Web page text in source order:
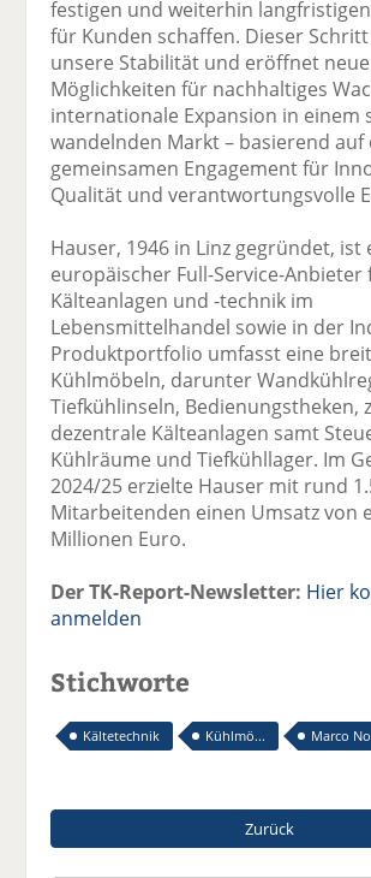
festigen und weiterhin
für Kunden schaffen. Dieser
unsere Stabilität und eröffnet neue
Möglichkeiten für nachhaltiges
internationale Expansion in einem
wandelnden Markt – basierend auf
gemeinsamen Engagement für
Qualität und verantwortungsvolle
Hauser, 1946 in Linz gegründet, ist
europäischer Full-Service-Anbieter
Kälteanlagen und -technik im
Lebensmittelhandel sowie in der
Produktportfolio umfasst eine
Kühlmöbeln, darunter
Tiefkühlinseln, Bedienungstheken,
dezentrale Kälteanlagen samt
Kühlräume und Tiefkühllager. Im
2024/25 erzielte Hauser mit rund
Mitarbeitenden einen Umsatz von
Millionen Euro.
Der TK-Report-Newsletter: Hier
anmelden
Stichworte
Kältetechnik Kühlmö... Marco
Zurück